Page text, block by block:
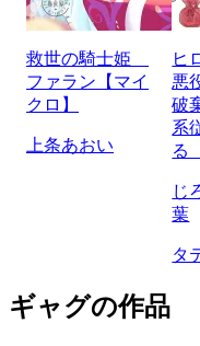
救世の騎士姫
ファラン【マイ
クロ】
上条あおい
ヒ
悪
破
系
る
じ
葉
タ
ギャグの作品